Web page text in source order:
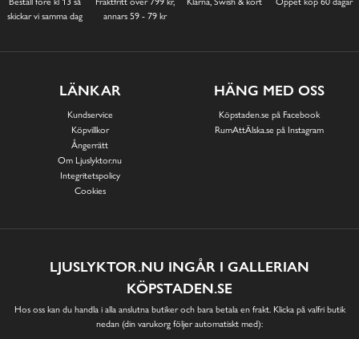
skickar vi samma dag
annars 59 - 79 kr
LÄNKAR
Kundservice
Köpvillkor
Ångerrätt
Om Ljuslyktor.nu
Integritetspolicy
Cookies
HÄNG MED OSS
Köpstaden.se på Facebook
RumAttÄlska.se på Instagram
LJUSLYKTOR.NU INGÅR I GALLERIAN
KÖPSTADEN.SE
Hos oss kan du handla i alla anslutna butiker och bara betala en frakt. Klicka på valfri butik
nedan (din varukorg följer automatiskt med):